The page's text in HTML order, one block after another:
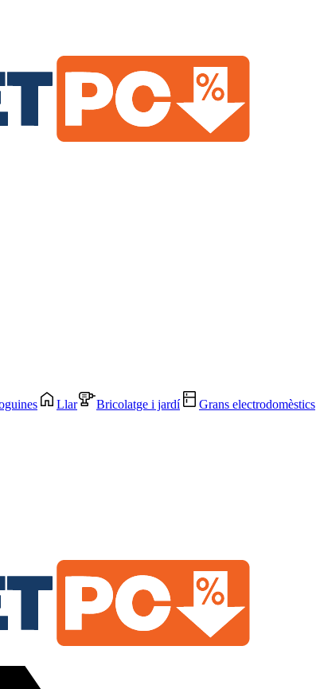
Llar Bricolatge i jardí Grans electrodomèstics